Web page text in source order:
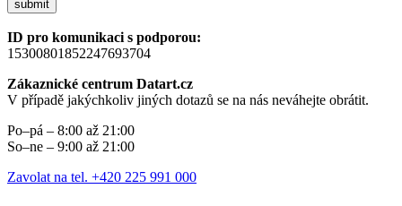
submit
ID pro komunikaci s podporou:
15300801852247693704
Zákaznické centrum Datart.cz
V případě jakýchkoliv jiných dotazů se na nás neváhejte obrátit.
Po–pá – 8:00 až 21:00
So–ne – 9:00 až 21:00
Zavolat na tel. +420 225 991 000